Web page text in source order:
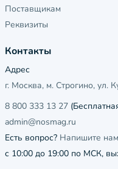
Поставщикам
Реквизиты
Контакты
Адрес
г. Москва, м. Строгино, ул.
8 800 333 13 27
admin@nosmag.ru
Есть вопрос? Напишите нам
с 10:00 до 19:00 по МСК,